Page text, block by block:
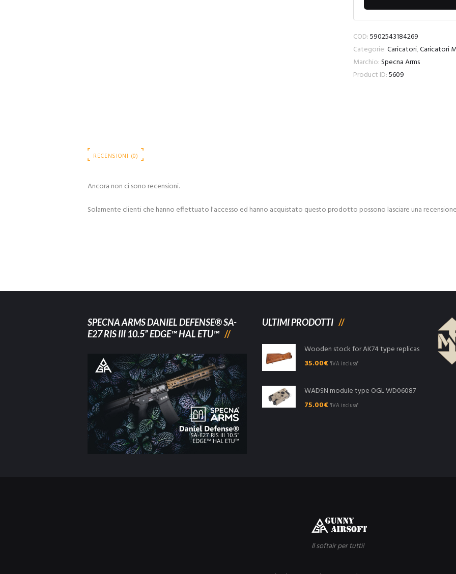
COD:5902543184269
Categorie:Caricatori,Caricatori
Marchio:Specna Arms
Product ID:5609
RECENSIONI (0)
Ancora non ci sono recensioni.
Solamente clienti che hanno effettuato l'accesso ed hanno acquistato questo prodotto possono lasciare una
SPECNA ARMS DANIEL DEFENSE® SA-
E27 RIS III 10.5” EDGE™ HAL ETU™
ULTIMI PRODOTTI
Wooden stock for AK74 type replicas
35.00€"IVA inclusa"
WADSN module type OGL WD06087
75.00€"IVA inclusa"
Il softair per tutti!